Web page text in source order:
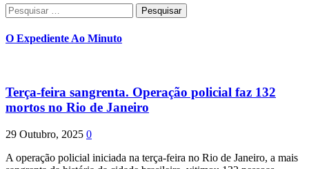
Pesquisar
por:
O Expediente Ao Minuto
Terça-feira sangrenta. Operação policial faz 132
mortos no Rio de Janeiro
29 Outubro, 2025 0
A operação policial iniciada na terça-feira no Rio de Janeiro, a mais